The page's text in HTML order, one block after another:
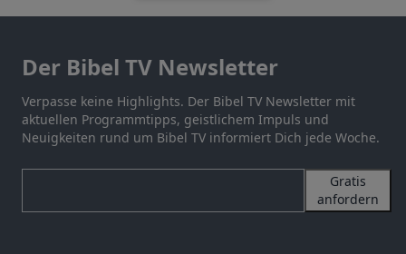
Der Bibel TV Newsletter
Verpasse keine Highlights. Der Bibel TV Newsletter mit
aktuellen Programmtipps, geistlichem Impuls und
Neuigkeiten rund um Bibel TV informiert Dich jede Woche.
Gratis
anfordern